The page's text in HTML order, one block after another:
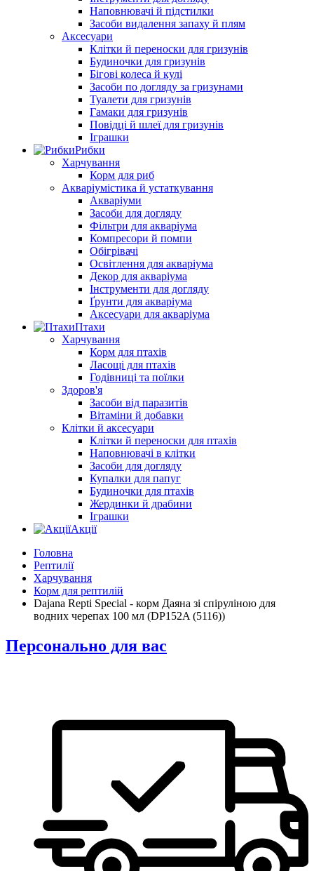
Наповнювачі й підстилки
Засоби видалення запаху й плям
Аксесуари
Клітки й переноски для гризунів
Будиночки для гризунів
Бігові колеса й кулі
Засоби по догляду за гризунами
Туалети для гризунів
Гамаки для гризунів
Повідці й шлеї для гризунів
Іграшки
Рибки
Харчування
Корм для риб
Акваріумістика й устаткування
Акваріуми
Засоби для догляду
Фільтри для акваріума
Компресори й помпи
Обігрівачі
Освітлення для акваріума
Декор для акваріума
Інструменти для догляду
Ґрунти для акваріума
Аксесуари для акваріума
Птахи
Харчування
Корм для птахів
Ласощі для птахів
Годівниці та поїлки
Здоров'я
Засоби від паразитів
Вітаміни й добавки
Клітки й аксесуари
Клітки й переноски для птахів
Наповнювачі в клітки
Засоби для догляду
Купалки для папуг
Будиночки для птахів
Жердинки й драбини
Іграшки
Акції
Головна
Рептилії
Харчування
Корм для рептилій
Dajana Repti Special - корм Даяна зі спіруліною для
водних черепах 100 мл (DP152A (5116))
Персонально для вас